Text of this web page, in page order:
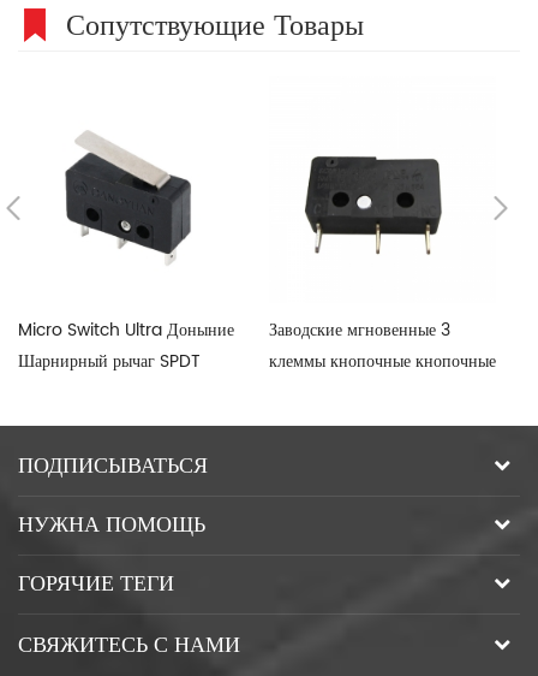
Сопутствующие Товары
Micro Switch Ultra Доныние
Шарнирный рычаг SPDT
Заводские мгновенные 3
клеммы кнопочные кнопочные
ПОДПИСЫВАТЬСЯ
НУЖНА ПОМОЩЬ
ГОРЯЧИЕ ТЕГИ
СВЯЖИТЕСЬ С НАМИ